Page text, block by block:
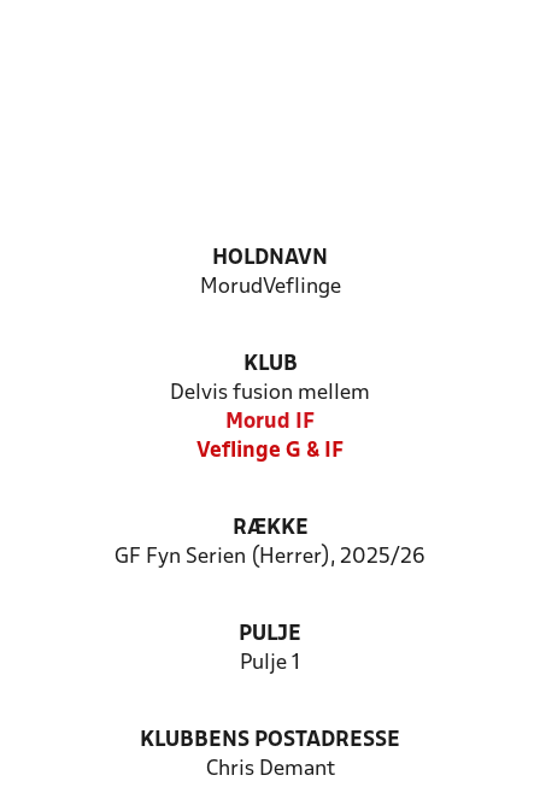
HOLDNAVN
MorudVeflinge
KLUB
Delvis fusion mellem
Morud IF
Veflinge G & IF
RÆKKE
GF Fyn Serien (Herrer), 2025/26
PULJE
Pulje 1
KLUBBENS POSTADRESSE
Chris Demant